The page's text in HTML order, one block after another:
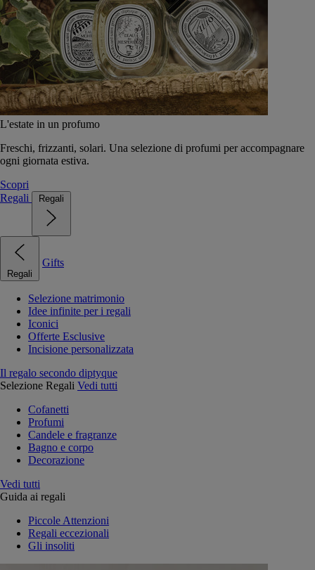
L'estate in un profumo
Freschi, frizzanti, solari. Una selezione di profumi per accompagnare
ogni giornata estiva.
Scopri
Regali
Regali
Regali
Gifts
Selezione matrimonio
Idee infinite per i regali
Iconici
Offerte Esclusive
Incisione personalizzata
Il regalo secondo diptyque
Selezione Regali Vedi tutti
Cofanetti
Profumi
Candele e fragranze
Bagno e corpo
Decorazione
Vedi tutti
Guida ai regali
Piccole Attenzioni
Regali eccezionali
Gli insoliti